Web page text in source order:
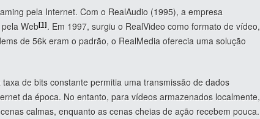
pela Internet. Com o RealAudio (1995), a empresa
Web[1]. Em 1997, surgiu o RealVideo como formato de vídeo,
de 56k eram o padrão, o RealMedia oferecia uma solução
de bits constante permitia uma transmissão de dados
da época. No entanto, para vídeos armazenados localmente,
calmas, enquanto as cenas cheias de ação recebem pouca.